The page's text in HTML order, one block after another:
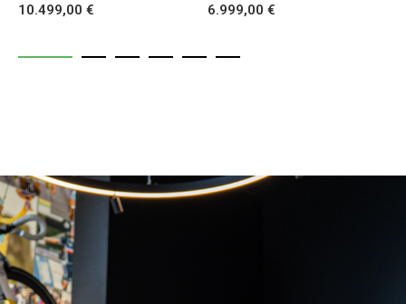
10.499,00 € 6.999,00 €